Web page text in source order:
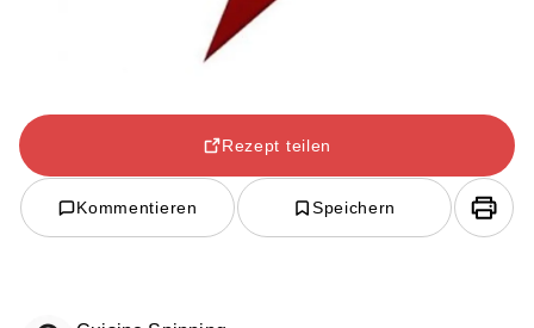
Rezept teilen
Kommentieren Speichern